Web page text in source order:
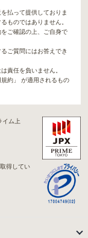
払って提供しておりま
ものではありません。
ご確認の上、ご自身で
ご質問にはお答えでき
責任を負いません。
約」 が適用されるもの
イム上
得してい